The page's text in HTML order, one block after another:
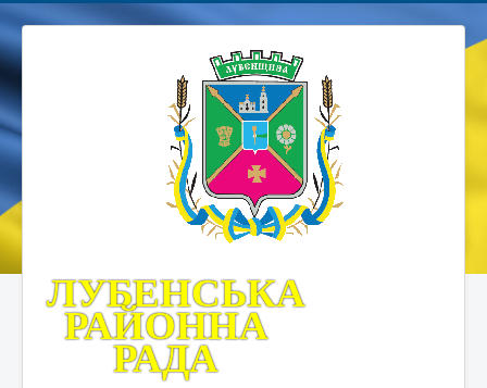
ЛУБЕНСЬКА
РАЙОННА
РАДА